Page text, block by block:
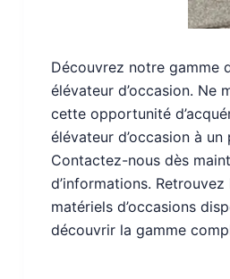
Découvrez notre gamme
élévateur d’occasion. Ne
cette opportunité
élévateur d’occasion à
Contactez-nous dès
d’informations. Retrouvez
matériels d’occasions
découvrir la gamme